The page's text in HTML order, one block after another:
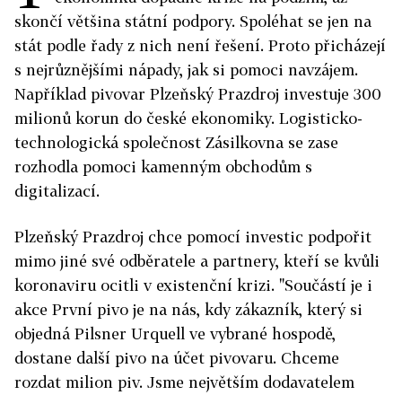
skončí většina státní podpory. Spoléhat se jen na
stát podle řady z nich není řešení. Proto přicházejí
s nejrůznějšími nápady, jak si pomoci navzájem.
Například pivovar Plzeňský Prazdroj investuje 300
milionů korun do české ekonomiky. Logisticko-
technologická společnost Zásilkovna se zase
rozhodla pomoci kamenným obchodům s
digitalizací.
Plzeňský Prazdroj chce pomocí investic podpořit
mimo jiné své odběratele a partnery, kteří se kvůli
koronaviru ocitli v existenční krizi. "Součástí je i
akce První pivo je na nás, kdy zákazník, který si
objedná Pilsner Urquell ve vybrané hospodě,
dostane další pivo na účet pivovaru. Chceme
rozdat milion piv. Jsme největším dodavatelem